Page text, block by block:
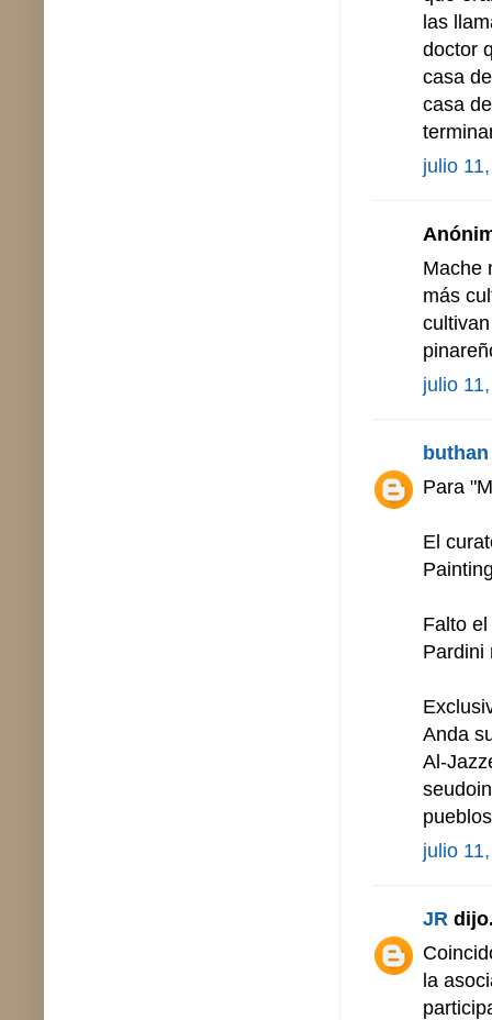
las
doctor
casa
casa
julio
Mache
más
julio
buthan
Para
El
Falto
Pardini
Anda
Al-
julio
JR
la